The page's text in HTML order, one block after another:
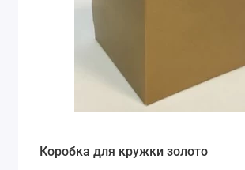
Коробка для кружки золото